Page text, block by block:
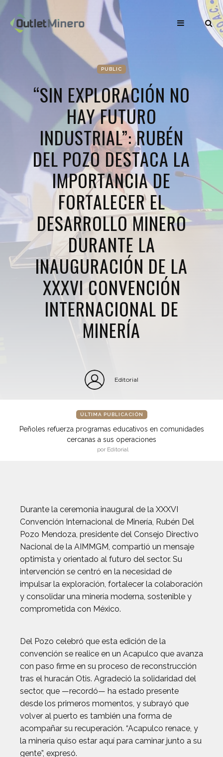
PUBLIC
“SIN EXPLORACIÓN NO
HAY FUTURO
INDUSTRIAL”: RUBÉN
DEL POZO DESTACA LA
IMPORTANCIA DE
FORTALECER EL
DESARROLLO MINERO
DURANTE LA
INAUGURACIÓN DE LA
XXXVI CONVENCIÓN
INTERNACIONAL DE
MINERÍA
Editorial
ÚLTIMA PUBLICACIÓN
Peñoles refuerza programas educativos en comunidades
cercanas a sus operaciones
por Editorial
Durante la ceremonia inaugural de la XXXVI
Convención Internacional de Minería, Rubén Del
Pozo Mendoza, presidente del Consejo Directivo
Nacional de la AIMMGM, compartió un mensaje
optimista y orientado al futuro del sector. Su
intervención se centró en la necesidad de
impulsar la exploración, fortalecer la colaboración
y consolidar una minería moderna, sostenible y
comprometida con México.
Del Pozo celebró que esta edición de la
convención se realice en un Acapulco que avanza
con paso firme en su proceso de reconstrucción
tras el huracán Otis. Agradeció la solidaridad del
sector, que —recordó— ha estado presente
desde los primeros momentos, y subrayó que
volver al puerto es también una forma de
acompañar su recuperación. “Acapulco renace, y
la minería quiso estar aquí para caminar junto a su
gente”, expresó.